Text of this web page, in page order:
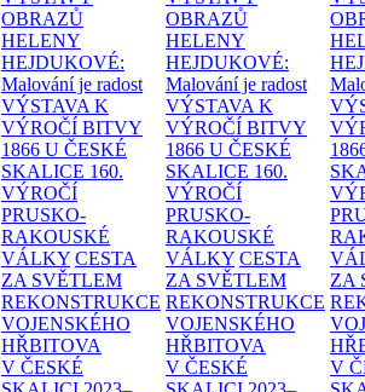
OBRAZŮ
HELENY
HEJDUKOVÉ:
Malování je radost
VÝSTAVA K
VÝROČÍ BITVY
1866 U ČESKÉ
SKALICE 160.
VÝROČÍ
PRUSKO-
RAKOUSKÉ
VÁLKY CESTA
ZA SVĚTLEM
REKONSTRUKCE
VOJENSKÉHO
HŘBITOVA
V ČESKÉ
OBRAZŮ
HELENY
HEJDUKOVÉ:
Malování je radost
VÝSTAVA K
VÝROČÍ BITVY
1866 U ČESKÉ
SKALICE 160.
VÝROČÍ
PRUSKO-
RAKOUSKÉ
VÁLKY CESTA
ZA SVĚTLEM
REKONSTRUKCE
VOJENSKÉHO
HŘBITOVA
V ČESKÉ
ZA
V